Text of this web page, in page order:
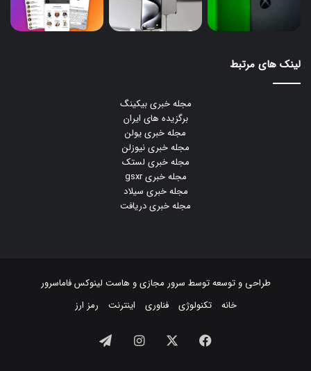
لینک های مرتبط
مجله خبری بیکینگ
برگزیده های ایران
مجله خبری یولن
مجله خبری نیوزلن
مجله خبری لستک
مجله خبری gsxr
مجله خبری سیلاد
مجله خبری دریافت
طراحی و توسعه توسط سرور مجازیو هاست لینوکسفاماسرور
خانه
تکنولوژی فناوری اینترنت رمز ارز
فیسبوک ایکس اینستاگرام